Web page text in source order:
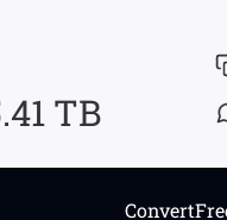
TB